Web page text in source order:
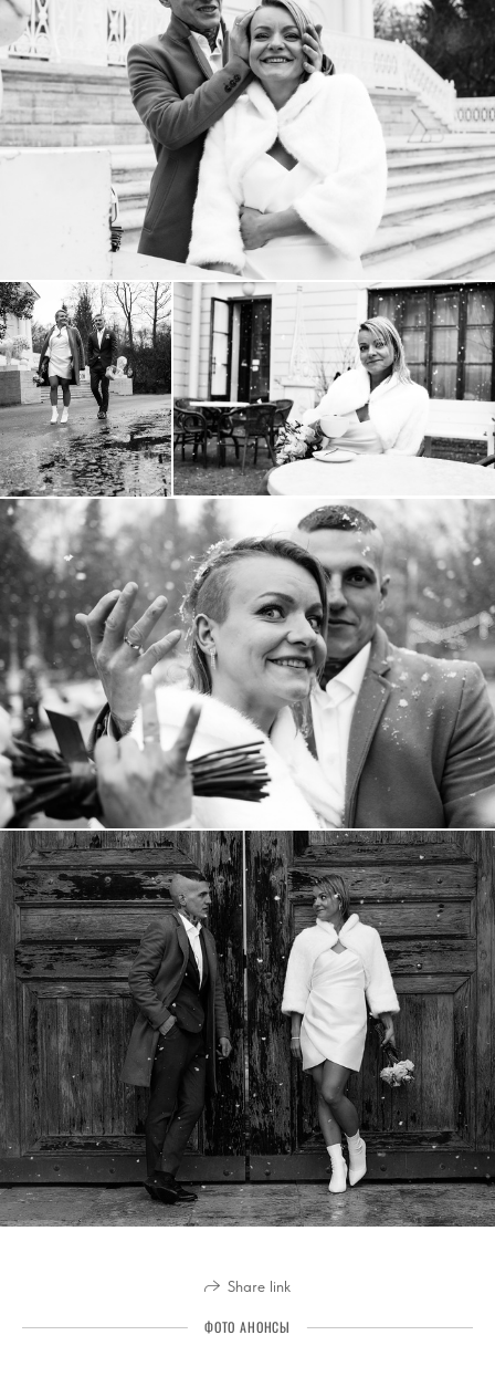
Share link
ФОТО АНОНСЫ